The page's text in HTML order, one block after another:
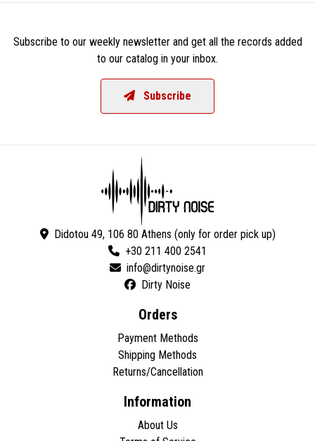
Subscribe to our weekly newsletter and get all the records added
to our catalog in your inbox.
Subscribe
Didotou 49, 106 80 Athens (only for order pick up)
+30 211 400 2541
Dirty Noise
Orders
Payment Methods
Shipping Methods
Returns/Cancellation
Information
About Us